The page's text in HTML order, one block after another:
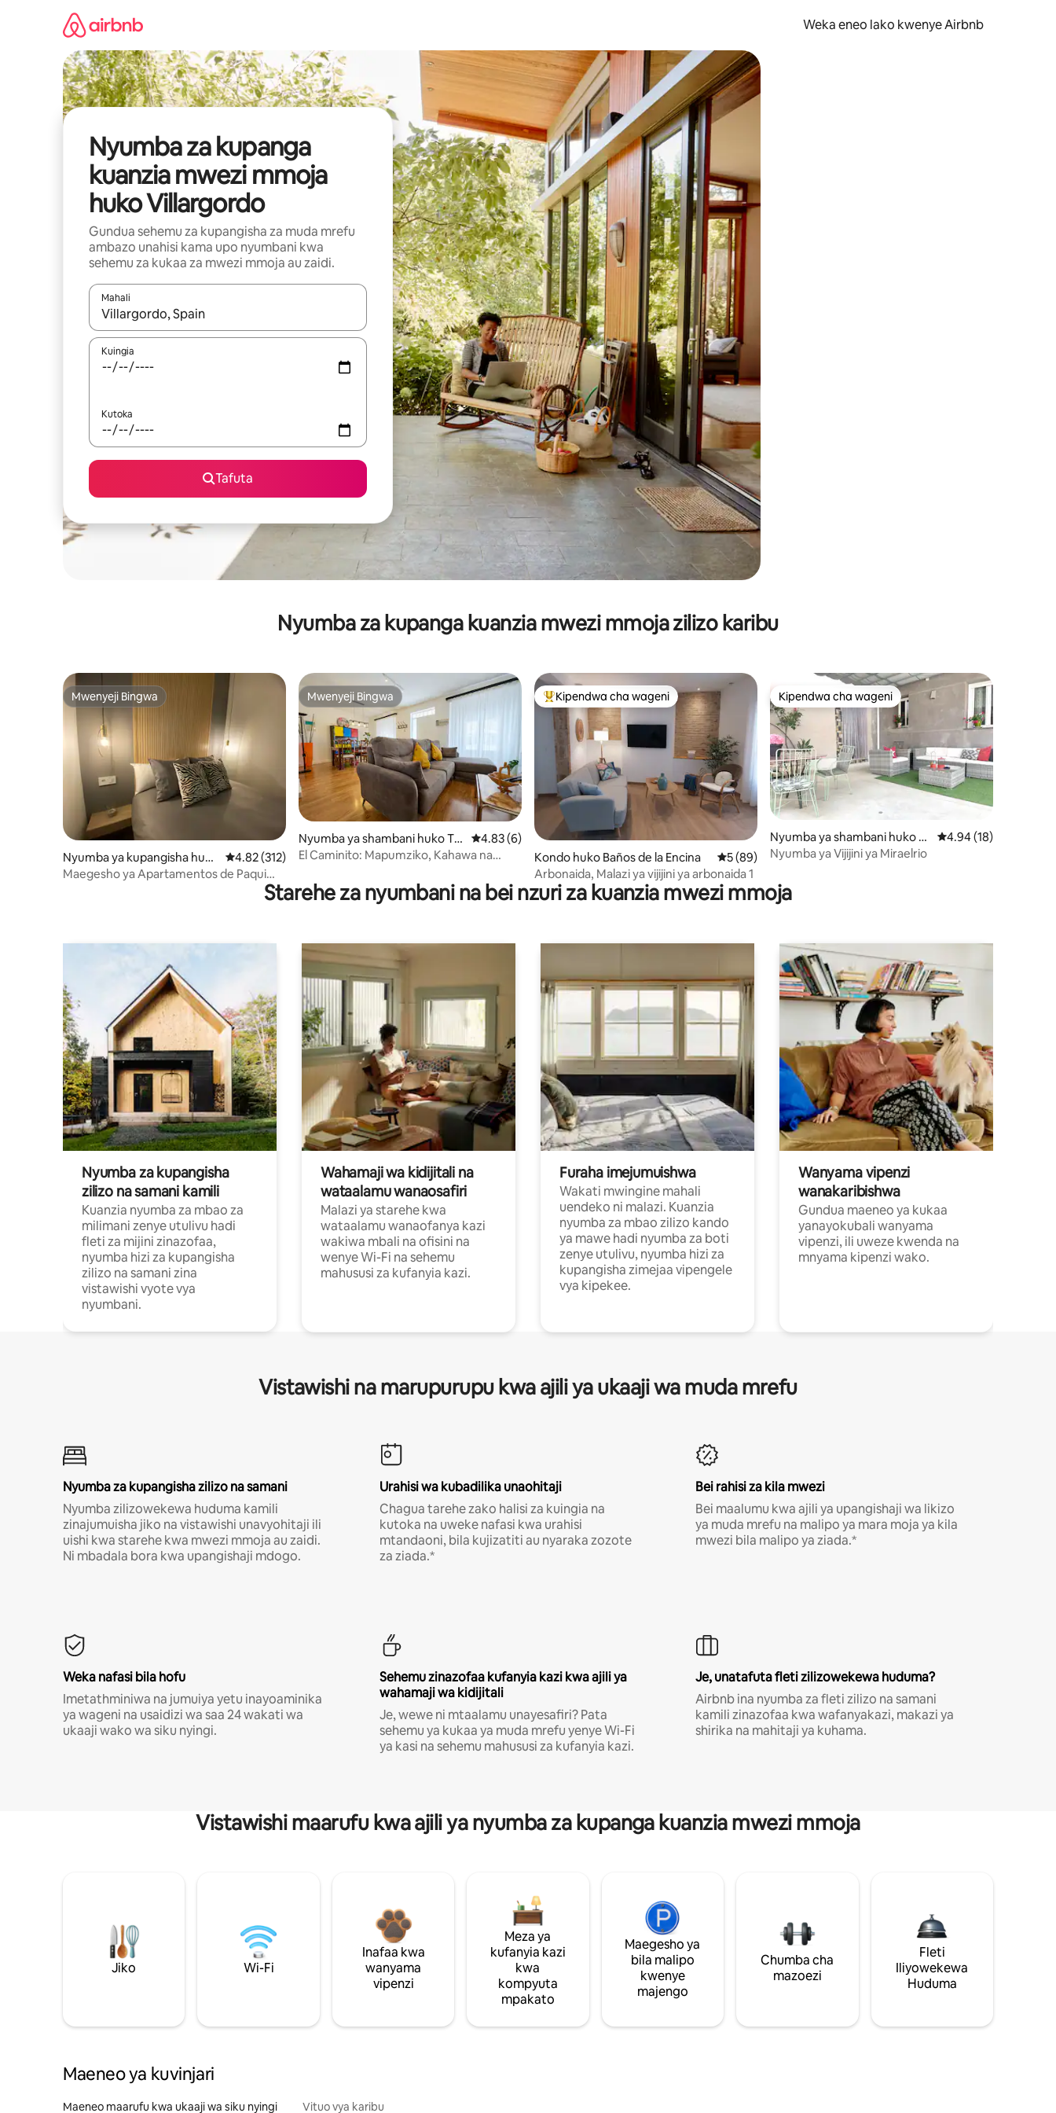
Weka eneo lako kwenye Airbnb
Nyumba za kupanga
kuanzia mwezi mmoja
huko Villargordo
Gundua sehemu za kupangisha za muda mrefu
ambazo unahisi kama upo nyumbani kwa
sehemu za kukaa za mwezi mmoja au zaidi.
Mahali
Wakati matokeo yanapatikana, vinjari kwa kutumia vitufe vya vishale vya juu na chini au uchunguze kwa kugusa au kutelezesha kidole kwenye ishara.
Kuingia
Kutoka
Tafuta
Nyumba za kupanga kuanzia mwezi mmoja zilizo karibu
Mwenyeji Bingwa
Mwenyeji Bingwa
Nyumba ya kupangisha huko
Jaén
Ukadiriaji wa wastani wa 4.82 kati ya 5, tathmini 312
4.82 (312)
Maegesho ya Apartamentos de Paqui
Mwenyeji Bingwa
Mwenyeji Bingwa
Nyumba ya shambani huko Tor
redelcampo
Ukadiriaji wa wastani wa 4.83 kati ya 5, tathmini 6
4.83 (6)
El Caminito: Mapumziko, Kahawa na
Kipendwa maarufu cha wageni
Kipendwa cha wageni
Kondo huko Baños de la Encina Ukadiriaji wa wastani wa 5 kati ya 5, tathmini 89
5 (89)
Arbonaida, Malazi ya vijijini ya arbonaida 1
Kipendwa cha wageni
Kipendwa cha wageni
Nyumba ya shambani huko Mi
raelrío
Ukadiriaji wa wastani
4.94 (18)
Nyumba ya Vijijini ya Miraelrio
Starehe za nyumbani na bei nzuri za kuanzia mwezi mmoja
Nyumba za kupangisha
zilizo na samani kamili
Kuanzia nyumba za mbao za
milimani zenye utulivu hadi
fleti za mijini zinazofaa,
nyumba hizi za kupangisha
zilizo na samani zina
vistawishi vyote vya
nyumbani.
Wahamaji wa kidijitali na
wataalamu wanaosafiri
Malazi ya starehe kwa
wataalamu wanaofanya kazi
wakiwa mbali na ofisini na
wenye Wi-Fi na sehemu
mahususi za kufanyia kazi.
Furaha imejumuishwa
Wakati mwingine mahali
uendeko ni malazi. Kuanzia
nyumba za mbao zilizo kando
ya mawe hadi nyumba za boti
zenye utulivu, nyumba hizi za
kupangisha zimejaa vipengele
vya kipekee.
Wanyama vipenzi
wanakaribishwa
Gundua maeneo ya kukaa
yanayokubali wanyama
vipenzi, ili uweze kwenda na
mnyama kipenzi wako.
Vistawishi na marupurupu kwa ajili ya ukaaji wa muda mrefu
Nyumba za kupangisha zilizo na samani
Nyumba zilizowekewa huduma kamili
zinajumuisha jiko na vistawishi unavyohitaji ili
uishi kwa starehe kwa mwezi mmoja au zaidi.
Ni mbadala bora kwa upangishaji mdogo.
Urahisi wa kubadilika unaohitaji
Chagua tarehe zako halisi za kuingia na
kutoka na uweke nafasi kwa urahisi
mtandaoni, bila kujizatiti au nyaraka zozote
za ziada.*
Bei rahisi za kila mwezi
Bei maalumu kwa ajili ya upangishaji wa likizo
ya muda mrefu na malipo ya mara moja ya kila
mwezi bila malipo ya ziada.*
Weka nafasi bila hofu
Imetathminiwa na jumuiya yetu inayoaminika
ya wageni na usaidizi wa saa 24 wakati wa
ukaaji wako wa siku nyingi.
Sehemu zinazofaa kufanyia kazi kwa ajili ya
wahamaji wa kidijitali
Je, wewe ni mtaalamu unayesafiri? Pata
sehemu ya kukaa ya muda mrefu yenye Wi-Fi
ya kasi na sehemu mahususi za kufanyia kazi.
Je, unatafuta fleti zilizowekewa huduma?
Airbnb ina nyumba za fleti zilizo na samani
kamili zinazofaa kwa wafanyakazi, makazi ya
shirika na mahitaji ya kuhama.
Vistawishi maarufu kwa ajili ya nyumba za kupanga kuanzia mwezi mmoja
Jiko Wi-Fi
Inafaa kwa
wanyama
vipenzi
Meza ya
kufanyia kazi
kwa
kompyuta
mpakato
Maegesho ya
bila malipo
kwenye
majengo
Chumba cha
mazoezi
Fleti
Iliyowekewa
Huduma
Maeneo ya kuvinjari
Maeneo maarufu kwa ukaaji wa siku nyingi Vituo vya karibu